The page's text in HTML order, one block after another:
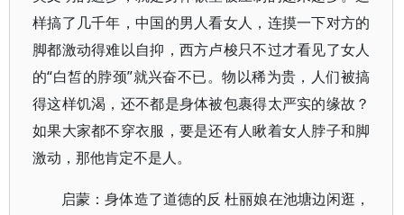
样搞了几千年，中国的男人看女人，连摸一下对方的
脚都激动得难以自抑，西方卢梭只不过才看见了女人
的“白皙的脖颈”就兴奋不已。物以稀为贵，人们被搞
得这样饥渴，还不都是身体被包裹得太严实的缘故？
如果大家都不穿衣服，要是还有人瞅着女人脖子和脚
激动，那他肯定不是人。
启蒙：身体造了道德的反 杜丽娘在池塘边闲逛，